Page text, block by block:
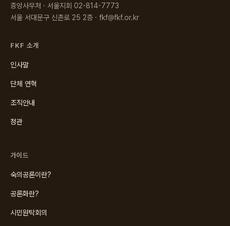
중앙사무처 · 서울지회 02-814-7773
서울 서대문구 신촌로 25 2층 · fkf@fkf.or.kr
FKF 소개
인사말
단체 연혁
조직안내
정관
가이드
숙의공론이란?
공론화란?
시민원탁회의